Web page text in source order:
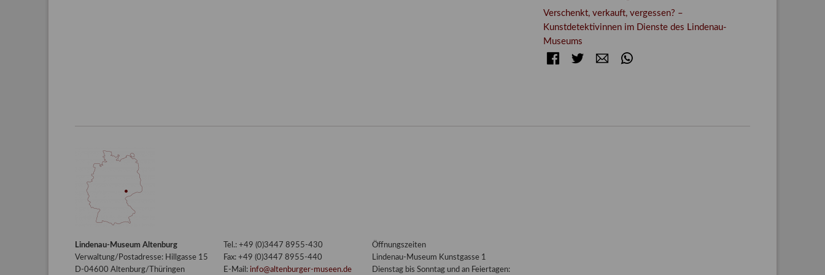
Verschenkt, verkauft, vergessen? –
Kunstdetektivinnen im Dienste des Lindenau-
Museums
FacebookTwitter E-mail
Lindenau-Museum Altenburg
Verwaltung/Postadresse: Hillgasse 15
D-04600 Altenburg/Thüringen
Tel.: +49 (0)3447 8955-430
Fax: +49 (0)3447 8955-440
E-Mail: info@altenburger-museen.de
Öffnungszeiten
Lindenau-Museum Kunstgasse 1
Dienstag bis Sonntag und an Feiertagen: